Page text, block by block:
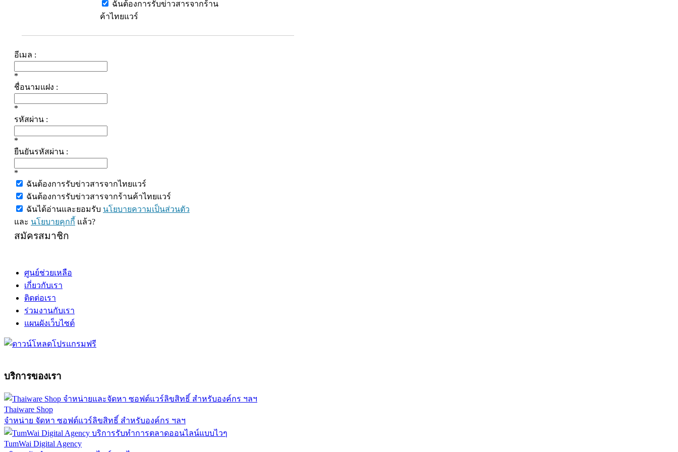
ฉันต้องการรับข่าวสารจากร้าน
ค้าไทยแวร์
อีเมล :
*
ชื่อนามแฝง :
*
รหัสผ่าน :
*
ยืนยันรหัสผ่าน :
*
ฉันต้องการรับข่าวสารจากไทยแวร์
ฉันต้องการรับข่าวสารจากร้านค้าไทยแวร์
ฉันได้อ่านและยอมรับ นโยบายความเป็นส่วนตัว
และ นโยบายคุกกี้ แล้ว?
สมัครสมาชิก
ศูนย์ช่วยเหลือ
เกี่ยวกับเรา
ติดต่อเรา
ร่วมงานกับเรา
แผนผังเว็บไซต์
บริการของเรา
Thaiware Shop
จำหน่าย จัดหา ซอฟต์แวร์ลิขสิทธิ์ สำหรับองค์กร ฯลฯ
TumWai Digital Agency